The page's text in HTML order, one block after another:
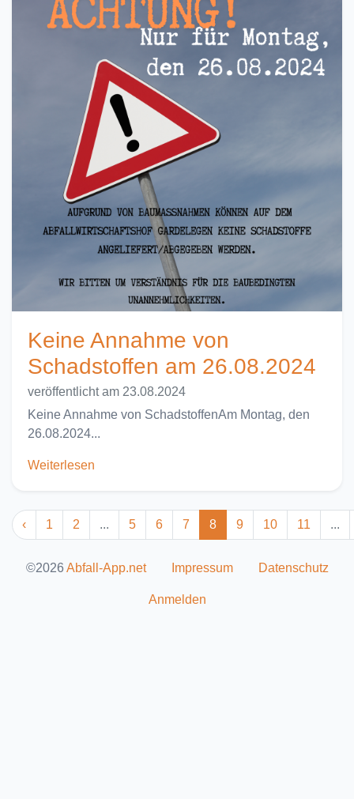
Keine Annahme von
Schadstoffen am 26.08.2024
veröffentlicht am 23.08.2024
Keine Annahme von SchadstoffenAm Montag, den
26.08.2024...
Weiterlesen
‹ 1 2 ... 5 6 7 8 9 10 11 ...
©2026 Abfall-App.net Impressum Datenschutz
Anmelden